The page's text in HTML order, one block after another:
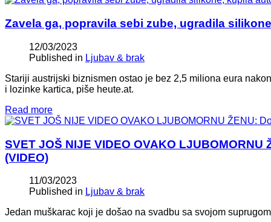
Zavela ga, popravila sebi zube, ugradila
12/03/2023
Published in Ljubav & brak
Stariji austrijski biznismen ostao je bez 2,5 miliona eura
i lozinke kartica, piše heute.at.
Read more
SVET JOŠ NIJE VIDEO OVAKO
(VIDEO)
11/03/2023
Published in Ljubav & brak
Jedan muškarac koji je došao na svadbu sa svojom